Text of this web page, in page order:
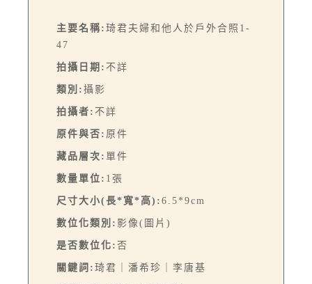
主要名稱: 琦君夫婦和他人於戶外合照1-
47
拍攝日期: 不詳
類別: 攝影
拍攝者: 不詳
原件與否: 原件
藏品層次: 單件
數量單位: 1張
尺寸大小(長*寬*高): 6.5*9cm
數位化類別: 影像(圖片)
是否數位化: 否
關鍵詞: 琦君｜潘希珍｜李唐基